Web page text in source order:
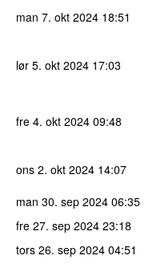
man 7. okt 2024 18:51
lør 5. okt 2024 17:03
fre 4. okt 2024 09:48
ons 2. okt 2024 14:07
man 30. sep 2024 06:35
fre 27. sep 2024 23:18
tors 26. sep 2024 04:51